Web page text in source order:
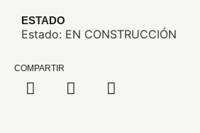
ESTADO
Estado: EN CONSTRUCCIÓN
COMPARTIR